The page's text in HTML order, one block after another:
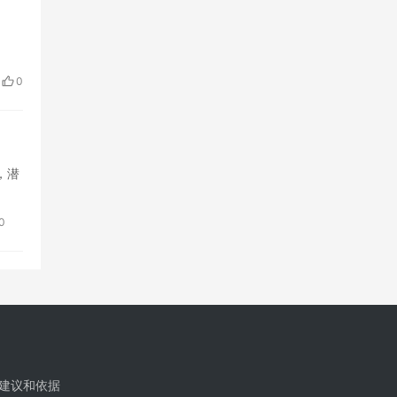
0
潜
议和依据